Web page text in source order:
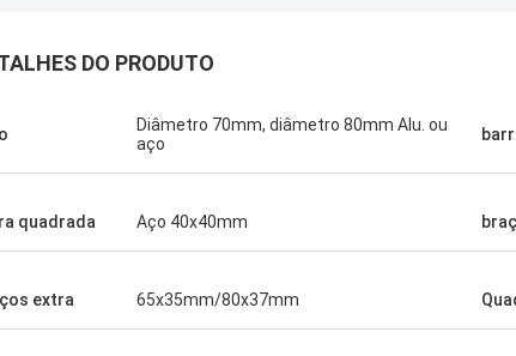
DO PRODUTO
Diâmetro 70mm, diâmetro 80mm Alu. ou
aço
quadrada Aço 40x40mm
extra 65x35mm/80x37mm